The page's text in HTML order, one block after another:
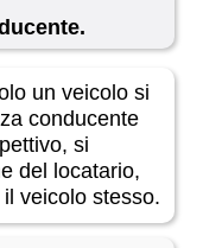
un veicolo si
conducente
si
del locatario,
veicolo stesso.